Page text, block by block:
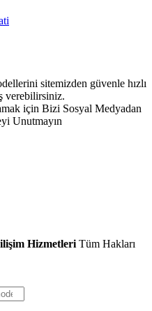
sitemizden güvenle hızlı
verebilirsiniz.
için Bizi Sosyal Medyadan
Unutmayın
Hizmetleri Tüm Hakları